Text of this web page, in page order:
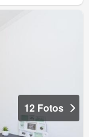
12 Fotos